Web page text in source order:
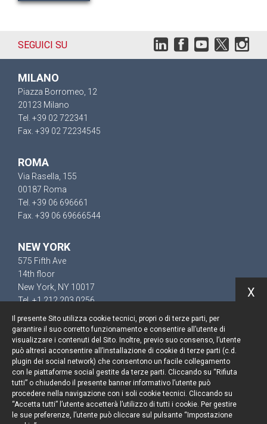
SEGUICI SU
MILANO
Piazza Borromeo, 12
20123 Milano
Tel. +39 02 722341
Fax. +39 02 72234545
ROMA
Via Rasella, 155
00187 Roma
Tel. +39 06 696661
Fax. +39 06 69666544
NEW YORK
575 Fifth Ave
14th floor
New York, NY 10017
Tel. +1 212 203 0256
Resta aggiornato
Cookie policy
Informativa privacy
Il presente Sito utilizza cookie tecnici, propri o di terze parti, per
garantire il suo corretto funzionamento e consentire all’utente di
visualizzare i contenuti del Sito. Inoltre, previo suo consenso, l’utente
può altresì acconsentire all’installazione di cookie di terze parti (c.d.
plugin dei social network) che consentono un facile collegamento
con le piattaforme social gestite da terze parti. Cliccando su “Rifiuta
tutti” o chiudendo il presente banner informativo l’utente può
procedere nella navigazione con i soli cookie tecnici. Cliccando su
“Accetta tutti” l’utente accetterà l’utilizzo di tutti i cookie. Per gestire
le sue preferenze, l’utente può cliccare sul pulsante “Impostazione
X